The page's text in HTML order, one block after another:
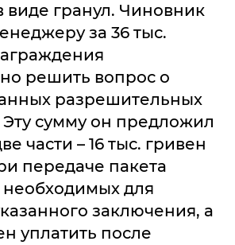
виде гранул. Чиновник
за 36 тыс.
решить вопрос о
разрешительных
Эту сумму он предложил
части – 16 тыс. гривен
передаче пакета
необходимых для
заключения, а
уплатить после